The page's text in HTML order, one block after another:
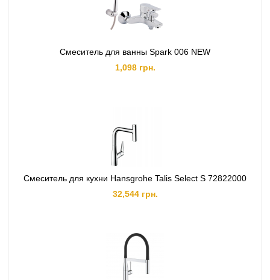
Смеситель для ванны Spark 006 NEW
1,098 грн.
Смеситель для кухни Hansgrohe Talis Select S 72822000
32,544 грн.